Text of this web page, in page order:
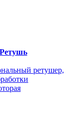
Ретушь
ретушер,